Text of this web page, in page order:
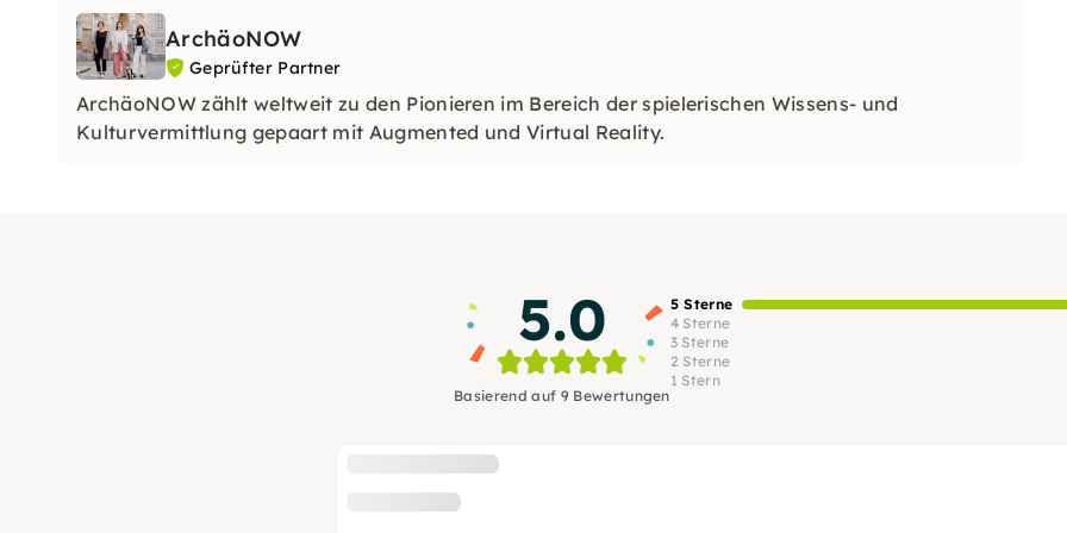
ArchäoNOW
Geprüfter Partner
ArchäoNOW zählt weltweit zu den Pionieren im Bereich der spielerischen Wissens- und
Kulturvermittlung gepaart mit Augmented und Virtual Reality.
5.0
Basierend auf 9 Bewertungen
5 Sterne
4 Sterne
3 Sterne
2 Sterne
1 Stern